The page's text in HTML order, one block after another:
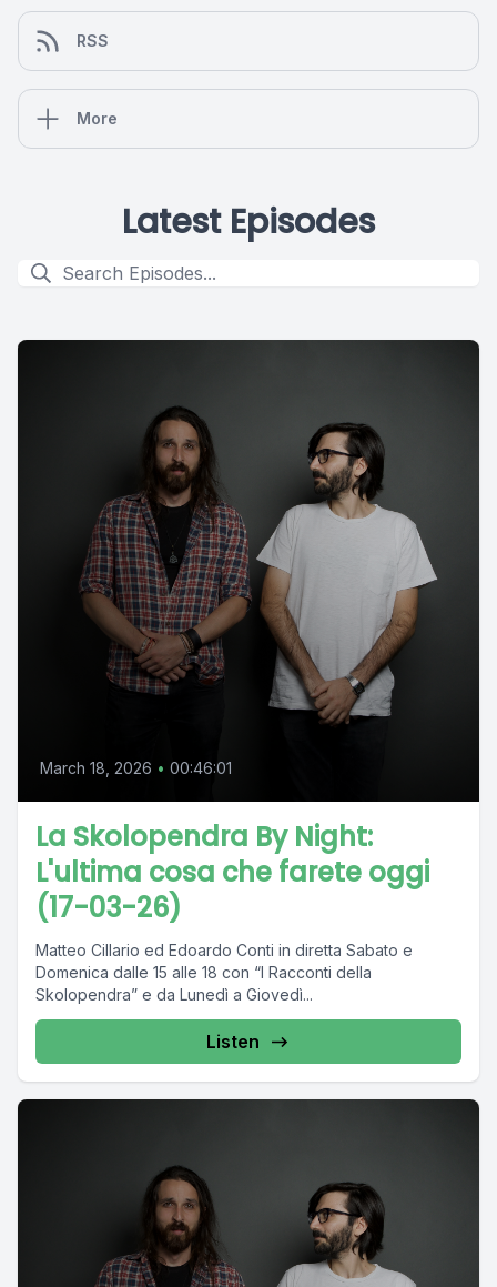
RSS
More
Latest Episodes
March 18, 2026 • 00:46:01
La Skolopendra By Night:
L'ultima cosa che farete oggi
(17-03-26)
Matteo Cillario ed Edoardo Conti in diretta Sabato e
Domenica dalle 15 alle 18 con “I Racconti della
Skolopendra” e da Lunedì a Giovedì...
Listen